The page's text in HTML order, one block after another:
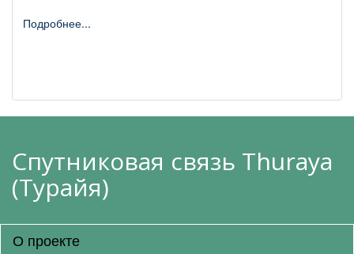
Подробнее...
Cпутниковая связь Thuraya
(Турайя)
О проекте